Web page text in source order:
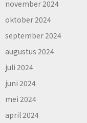
november 2024
oktober 2024
september 2024
augustus 2024
juli 2024
juni 2024
mei 2024
april 2024